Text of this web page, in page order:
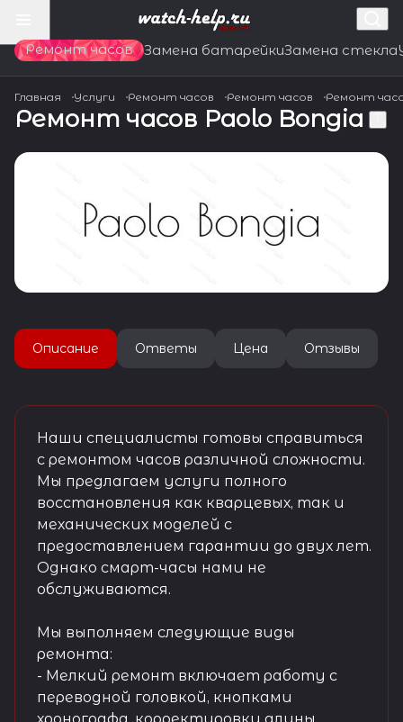
Ремонт часов Замена батарейкиЗамена стекла
Главная Услуги Ремонт часов Ремонт часов Ремонт
Ремонт часов Paolo Bongia
Описание Ответы Цена Отзывы
Наши специалисты готовы справиться
с ремонтом часов различной сложности.
Мы предлагаем услуги полного
восстановления как кварцевых, так и
механических моделей с
предоставлением гарантии до двух лет.
Однако смарт-часы нами не
обслуживаются.
Мы выполняем следующие виды
ремонта:
- Мелкий ремонт включает работу с
переводной головкой, кнопками